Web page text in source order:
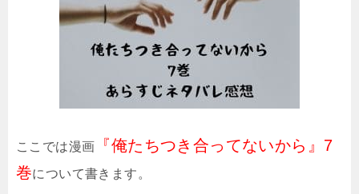
ここでは漫画
『俺たちつき合ってないから』7
巻について書きます。